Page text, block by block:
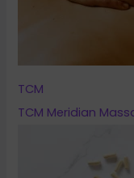
TCM
TCM Meridian